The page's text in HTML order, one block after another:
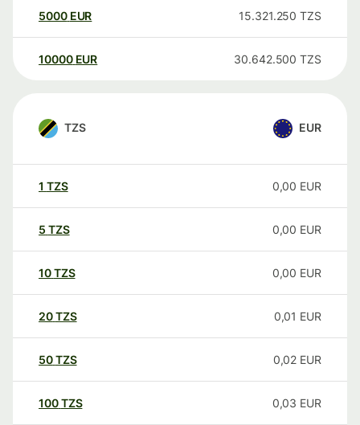
5000 EUR 15.321.250 TZS
10000 EUR 30.642.500 TZS
TZS EUR
1 TZS 0,00 EUR
5 TZS 0,00 EUR
10TZS 0,00 EUR
20TZS 0,01 EUR
50TZS 0,02 EUR
100TZS 0,03 EUR